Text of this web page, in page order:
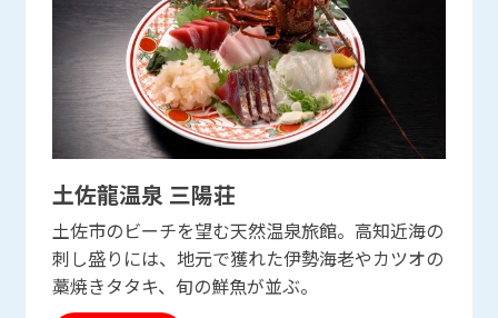
土佐龍温泉 三陽荘
土佐市のビーチを望む天然温泉旅館。高知近海の
刺し盛りには、地元で獲れた伊勢海老やカツオの
藁焼きタタキ、旬の鮮魚が並ぶ。